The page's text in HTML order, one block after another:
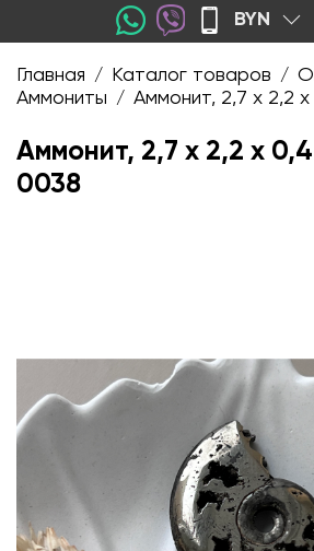
BYN
Главная / Каталог товаров /
Аммониты / Аммонит, 2,7 х 2,2
Аммонит, 2,7 х 2,2 х
0038